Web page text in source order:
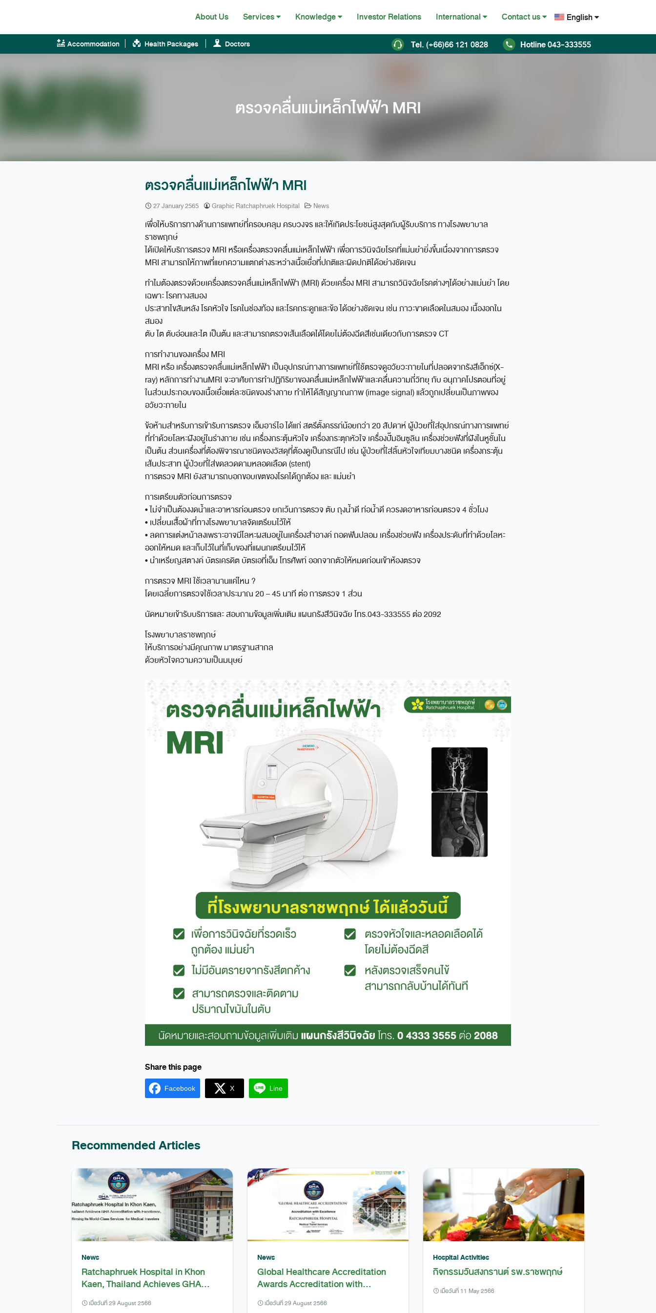
content
About Us Services Knowledge Investor Relations International Contact us English
English
Accommodation Health Packages Doctors Tel.(+66)66 121 0828 Hotline043-333555
ตรวจคลื่นแม่เหล็กไฟฟ้า MRI
ตรวจคลื่นแม่เหล็กไฟฟ้า MRI
27 January 2565 Graphic Ratchaphruek Hospital News
เพื่อให้บริการทางด้านการแพทย์ที่ครอบคลุม ครบวงจร และให้เกิดประโยชน์สูงสุดกับผู้รับบริการ ทางโรงพยาบาล
ราชพฤกษ์
ได้เปิดให้บริการตรวจ MRI หรือเครื่องตรวจคลื่นแม่เหล็กไฟฟ้า เพื่อการวินิจฉัยโรคที่แม่นยำยิ่งขึ้นเนื่องจากการตรวจ
MRI สามารถให้ภาพที่แยกความแตกต่างระหว่างเนื้อเยื่อที่ปกติและผิดปกติได้อย่างชัดเจน
ทำไมต้องตรวจด้วยเครื่องตรวจคลื่นแม่เหล็กไฟฟ้า (MRI) ด้วยเครื่อง MRI สามารถวินิจฉัยโรคต่างๆได้อย่างแม่นยำ โดย
เฉพาะ โรคทางสมอง
ประสาทไขสันหลัง โรคหัวใจ โรคในช่องท้อง และโรคกระดูกและข้อ ได้อย่างชัดเจน เช่น ภาวะขาดเลือดในสมอง เนื้องอกใน
สมอง
ตับ ไต ตับอ่อนและไต เป็นต้น และสามารถตรวจเส้นเลือดได้โดยไม่ต้องฉีดสีเช่นเดียวกับการตรวจ CT
การทำงานของเครื่อง MRI
MRI หรือ เครื่องตรวจคลื่นแม่เหล็กไฟฟ้า เป็นอุปกรณ์ทางการแพทย์ที่ใช้ตรวจดูอวัยวะภายในที่ปลอดจากรังสีเอ็กซ์(X-
ray) หลักการทำงานMRI จะอาศัยการทำปฏิกิริยาของคลื่นแม่เหล็กไฟฟ้าและคลื่นความถี่วิทยุ กับ อนุภาคโปรตอนที่อยู่
ในส่วนประกอบของเนื้อเยื่อแต่ละชนิดของร่างกาย ทำให้ได้สัญญาณภาพ (image signal) แล้วถูกเปลี่ยนเป็นภาพของ
อวัยวะภายใน
ข้อห้ามสำหรับการเข้ารับการตรวจ เอ็มอาร์ไอ ได้แก่ สตรีตั้งครรภ์น้อยกว่า 20 สัปดาห์ ผู้ป่วยที่ใส่อุปกรณ์ทางการแพทย์
ที่ทำด้วยโลหะฝังอยู่ในร่างกาย เช่น เครื่องกระตุ้นหัวใจ เครื่องกระตุกหัวใจ เครื่องปั๊มอินซูลิน เครื่องช่วยฟังที่ฝังในหูชั้นใน
เป็นต้น ส่วนเครื่องที่ต้องพิจารณาชนิดของวัสดุที่ต้องดูเป็นกรณีไป เช่น ผู้ป่วยที่ใส่ลิ้นหัวใจเทียมบางชนิด เครื่องกระตุ้น
เส้นประสาท ผู้ป่วยที่ใส่ขดลวดดามหลอดเลือด (stent)
การตรวจ MRI ยังสามารถบอกขอบเขตของโรคได้ถูกต้อง และ แม่นยำ
การเตรียมตัวก่อนการตรวจ
• ไม่จำเป็นต้องงดน้ำและอาหารก่อนตรวจ ยกเว้นการตรวจ ตับ ถุงน้ำดี ท่อน้ำดี ควรงดอาหารก่อนตรวจ 4 ชั่วโมง
• เปลี่ยนเสื้อผ้าที่ทางโรงพยาบาลจัดเตรียมไว้ให้
• ลดการแต่งหน้าลงเพราะอาจมีโลหะผสมอยู่ในเครื่องสำอางค์ ถอดฟันปลอม เครื่องช่วยฟัง เครื่องประดับที่ทำด้วยโลหะ
ออกให้หมด และเก็บไว้ในที่เก็บของที่แผนกเตรียมไว้ให้
• นำเหรียญสตางค์ บัตรเครดิต บัตรเอที่เอ็ม โทรศัพท์ ออกจากตัวให้หมดก่อนเข้าห้องตรวจ
การตรวจ MRI ใช้เวลานานแค่ไหน ?
โดยเฉลี่ยการตรวจใช้เวลาประมาณ 20 – 45 นาที ต่อ การตรวจ 1 ส่วน
นัดหมายเข้ารับบริการและ สอบถามข้อมูลเพิ่มเติม แผนกรังสีวินิจฉัย โทร.043-333555 ต่อ 2092
โรงพยาบาลราชพฤกษ์
ให้บริการอย่างมีคุณภาพ มาตรฐานสากล
ด้วยหัวใจความความเป็นมนุษย์
Facebook X Line
Recommended Articles
News
Ratchaphruek Hospital in Khon
Kaen, Thailand Achieves GHA
Accreditation with Excellence,
Affirming Its World-Class Services
เมื่อวันที่ 29 August 2566
News
Global Healthcare Accreditation
Awards Accreditation with
Excellence to Ratchaphruek
Hospital for Medical Travel
เมื่อวันที่ 29 August 2566
Hospital Activities
กิจกรรมวันสงกรานต์ รพ.ราชพฤกษ์
เมื่อวันที่ 11 May 2566